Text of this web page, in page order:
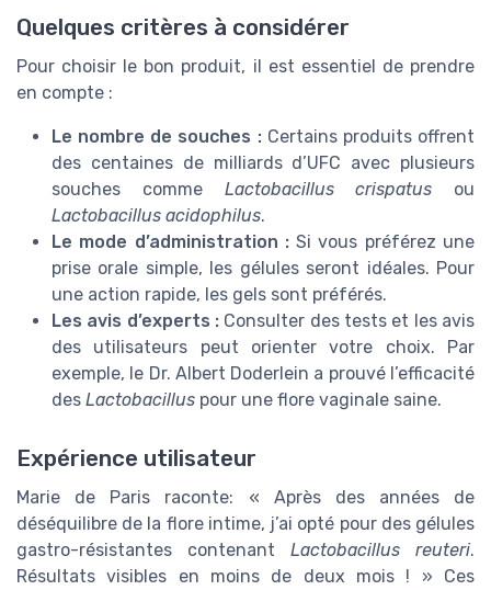
Quelques critères à considérer
Pour choisir le bon produit, il est essentiel de prendre
en compte :
Le nombre de souches :Certains produits offrent
des centaines de milliards d’UFC avec plusieurs
souches comme Lactobacillus crispatus ou
Lactobacillus acidophilus.
Le mode d’administration :Si vous préférez une
prise orale simple, les gélules seront idéales. Pour
une action rapide, les gels sont préférés.
Les avis d’experts : Consulter des tests et les avis
des utilisateurs peut orienter votre choix. Par
exemple, le Dr. Albert Doderlein a prouvé l’efficacité
des Lactobacillus pour une flore vaginale saine.
Expérience utilisateur
Marie de Paris raconte: « Après des années de
déséquilibre de la flore intime, j’ai opté pour des gélules
gastro-résistantes contenant Lactobacillus reuteri.
Résultats visibles en moins de deux mois ! » Ces